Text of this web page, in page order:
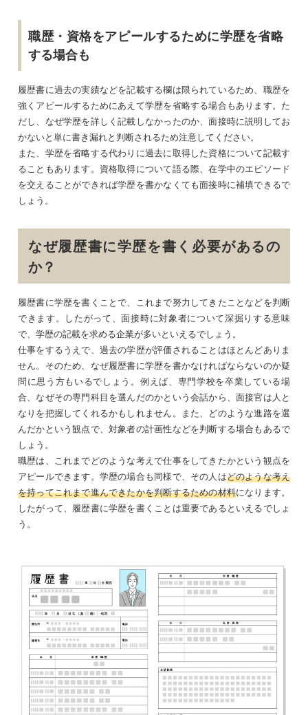
職歴・資格をアピールするために学歴を省略
する場合も
履歴書に過去の実績などを記載する欄は限られているため、職歴を
強くアピールするためにあえて学歴を省略する場合もあります。た
だし、なぜ学歴を詳しく記載しなかったのか、面接時に説明してお
かないと単に書き漏れと判断されるため注意してください。
また、学歴を省略する代わりに過去に取得した資格について記載す
ることもあります。資格取得について語る際、在学中のエピソード
を交えることができれば学歴を書かなくても面接時に補填できるで
しょう。
なぜ履歴書に学歴を書く必要があるの
か？
履歴書に学歴を書くことで、これまで努力してきたことなどを判断
できます。したがって、面接時に対象者について深掘りする意味
で、学歴の記載を求める企業が多いといえるでしょう。
仕事をするうえで、過去の学歴が評価されることはほとんどありま
せん。そのため、なぜ履歴書に学歴を書かなければならないのか疑
問に思う方もいるでしょう。例えば、専門学校を卒業している場
合、なぜその専門科目を選んだのかという会話から、面接官は人と
なりを把握してくれるかもしれません。また、どのような進路を選
んだかという観点で、対象者の計画性などを判断する場合もあるで
しょう。
職歴は、これまでどのような考えで仕事をしてきたかという観点を
アピールできます。学歴の場合も同様で、その人はどのような考え
を持ってこれまで進んできたかを判断するための材料になります。
したがって、履歴書に学歴を書くことは重要であるといえるでしょ
う。